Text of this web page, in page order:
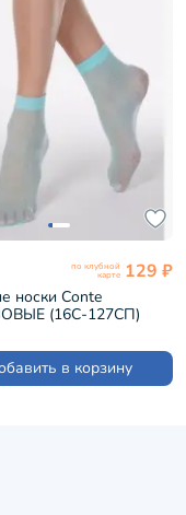
по клубной
карте 129 ₽
носки Conte
(16С-127СП)
в корзину